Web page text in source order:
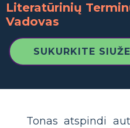
Literatūrinių
Vadovas
SUKURKITE
Tonas atspindi